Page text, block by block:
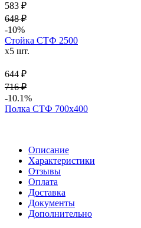
583 ₽
648 ₽
-10%
Стойка СТФ 2500
x5 шт.
644 ₽
716 ₽
-10.1%
Полка СТФ 700х400
Описание
Характеристики
Отзывы
Оплата
Доставка
Документы
Дополнительно